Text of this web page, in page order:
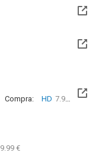
Compra: HD 7.99 €
9.99 €